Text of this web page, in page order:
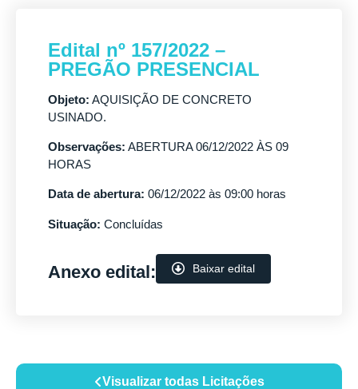
Visualizar todas Licitações
Edital nº 157/2022 –
PREGÃO PRESENCIAL
Objeto: AQUISIÇÃO DE CONCRETO
USINADO.
Observações: ABERTURA 06/12/2022 ÀS 09
HORAS
Data de abertura: 06/12/2022 às 09:00 horas
Situação: Concluídas
Anexo edital: Baixar edital